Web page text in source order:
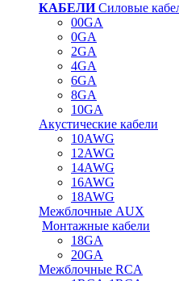
КАБЕЛИСиловые
00GA
0GA
2GA
4GA
6GA
8GA
10GA
Акустические кабели
10AWG
12AWG
14AWG
16AWG
18AWG
Межблочные AUX
Монтажные кабели
18GA
20GA
Межблочные RCA